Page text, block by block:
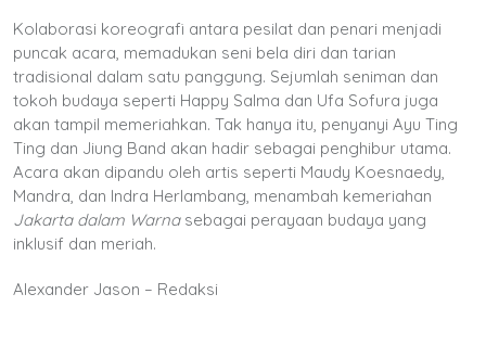
Kolaborasi koreografi antara pesilat dan penari menjadi
puncak acara, memadukan seni bela diri dan tarian
tradisional dalam satu panggung. Sejumlah seniman dan
tokoh budaya seperti Happy Salma dan Ufa Sofura juga
akan tampil memeriahkan. Tak hanya itu, penyanyi Ayu Ting
Ting dan Jiung Band akan hadir sebagai penghibur utama.
Acara akan dipandu oleh artis seperti Maudy Koesnaedy,
Mandra, dan Indra Herlambang, menambah kemeriahan
Jakarta dalam Warnasebagai perayaan budaya yang
inklusif dan meriah.
Alexander Jason – Redaksi